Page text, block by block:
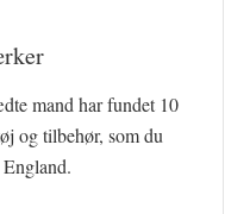
mand har fundet 10
og tilbehør, som du